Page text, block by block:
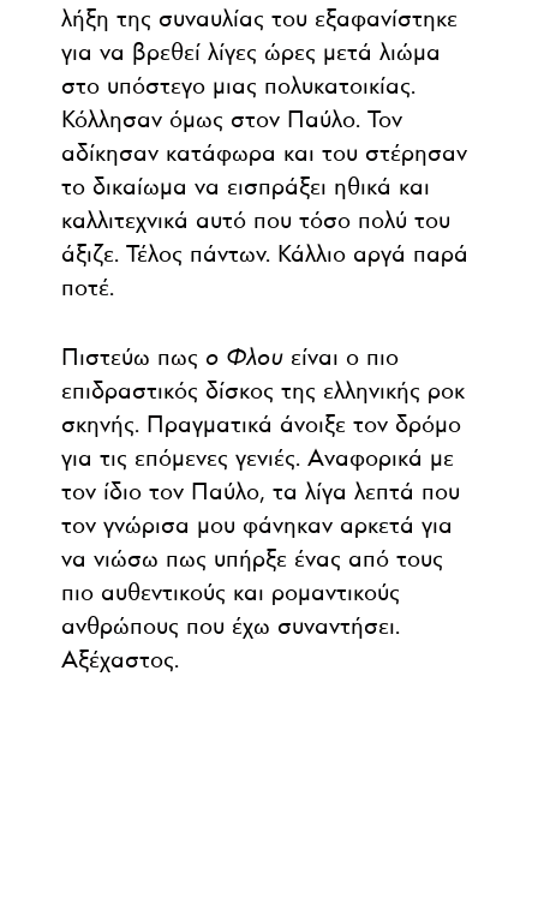
λήξη της συναυλίας του εξαφανίστηκε
για να βρεθεί λίγες ώρες μετά λιώμα
στο υπόστεγο μιας πολυκατοικίας.
Κόλλησαν όμως στον Παύλο. Τον
αδίκησαν κατάφωρα και του στέρησαν
το δικαίωμα να εισπράξει ηθικά και
καλλιτεχνικά αυτό που τόσο πολύ του
άξιζε. Τέλος πάντων. Κάλλιο αργά παρά
ποτέ.
Πιστεύω πως ο Φλουείναι ο πιο
επιδραστικός δίσκος της ελληνικής ροκ
σκηνής. Πραγματικά άνοιξε τον δρόμο
για τις επόμενες γενιές. Αναφορικά με
τον ίδιο τον Παύλο, τα λίγα λεπτά που
τον γνώρισα μου φάνηκαν αρκετά για
να νιώσω πως υπήρξε ένας από τους
πιο αυθεντικούς και ρομαντικούς
ανθρώπους που έχω συναντήσει.
Αξέχαστος.